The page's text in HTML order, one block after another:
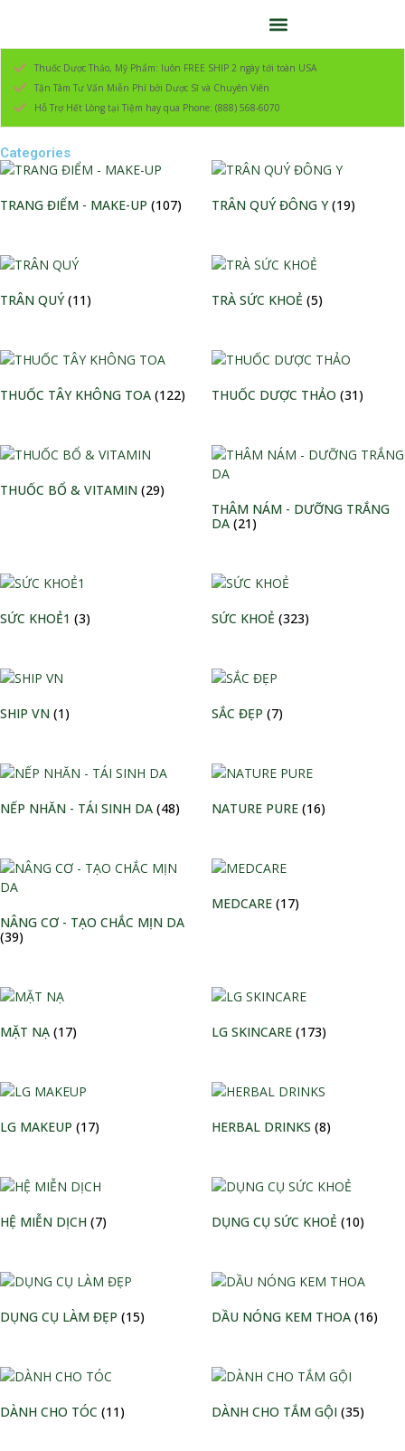
Thuốc Dược Thảo, Mỹ Phẩm: luôn FREE SHIP 2 ngày tới toàn USA
Tận Tâm Tư Vấn Miễn Phí bởi Dược Sĩ và Chuyên Viên
Hỗ Trợ Hết Lòng tại Tiệm hay qua Phone: (888) 568-6070
Categories
TRANG ĐIỂM - MAKE-UP (107) TRÂN QUÝ ĐÔNG Y(19)
TRÂN QUÝ(11) TRÀ SỨC KHOẺ (5)
THUỐC TÂY KHÔNG TOA (122) THUỐC DƯỢC THẢO (31)
THUỐC BỔ & VITAMIN (29)
THÂM NÁM - DƯỠNG TRẮNG
DA (21)
SỨC KHOẺ1 (3) SỨC KHOẺ (323)
SHIP VN (1) SẮC ĐẸP (7)
NẾP NHĂN - TÁI SINH DA (48) NATURE PURE (16)
NÂNG CƠ - TẠO CHẮC MỊN DA
(39)
MEDCARE (17)
MẶT NẠ (17) LG SKINCARE (173)
LG MAKEUP (17) HERBAL DRINKS (8)
HỆ MIỄN DỊCH (7) DỤNG CỤ SỨC KHOẺ (10)
DỤNG CỤ LÀM ĐẸP (15) DẦU NÓNG KEM THOA (16)
DÀNH CHO TÓC (11) DÀNH CHO TẮM GỘI (35)